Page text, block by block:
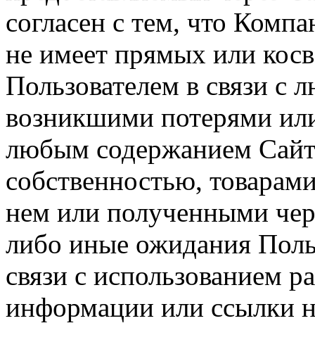
согласен с тем, что
не имеет прямых или
Пользователем в связи
возникшими потерями
любым содержанием
собственностью,
нем или полученными
либо иные ожидания
связи с использованием
информации или ссылки